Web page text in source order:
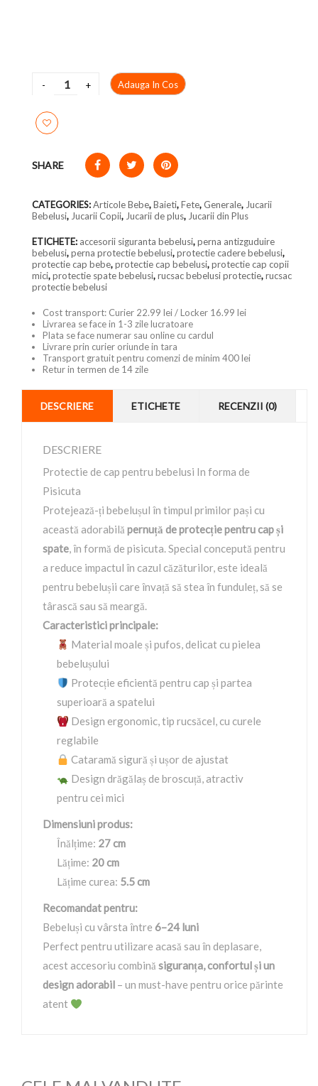
Adauga In Cos
SHARE
CATEGORIES:Articole Bebe,Baieti,Fete, Generale, Jucarii
Bebelusi, Jucarii Copii, Jucarii de plus, Jucarii din Plus
ETICHETE: accesorii siguranta bebelusi,perna antizguduire
bebelusi,perna protectie bebelusi,protectie cadere bebelusi,
protectie cap bebe,protectie cap bebelusi,protectie cap copii
mici,protectie spate bebelusi,rucsac bebelusi protectie,rucsac
protectie bebelusi
Cost transport: Curier 22.99 lei / Locker 16.99 lei
Livrarea se face in 1-3 zile lucratoare
Plata se face numerar sau online cu cardul
Livrare prin curier oriunde in tara
Transport gratuit pentru comenzi de minim 400 lei
Retur in termen de 14 zile
DESCRIERE ETICHETE RECENZII (0)
DESCRIERE
Protectie de cap pentru bebelusi In forma de
Pisicuta
Protejează-ți bebelușul în timpul primilor pași cu
această adorabilă pernuță de protecție pentru cap și
spate, în formă de pisicuta. Special concepută pentru
a reduce impactul în cazul căzăturilor, este ideală
pentru bebelușii care învață să stea în funduleț, să se
târască sau să meargă.
Caracteristici principale:
Material moale și pufos, delicat cu pielea
bebelușului
Protecție eficientă pentru cap și partea
superioară a spatelui
Design ergonomic, tip rucsăcel, cu curele
reglabile
Cataramă sigură și ușor de ajustat
Design drăgălaș de broscuță, atractiv
pentru cei mici
Dimensiuni produs:
Înălțime: 27 cm
Lățime: 20 cm
Lățime curea: 5.5 cm
Recomandat pentru:
Bebeluși cu vârsta între 6–24 luni
Perfect pentru utilizare acasă sau în deplasare,
acest accesoriu combină siguranța, confortul și un
design adorabil – un must-have pentru orice părinte
atent